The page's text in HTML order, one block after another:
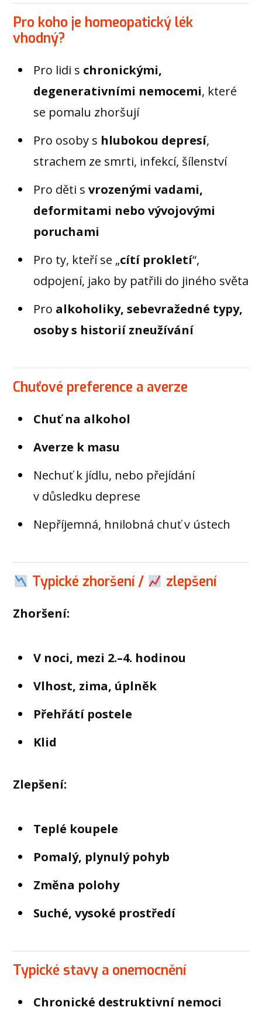
Pro koho je homeopatický lék
vhodný?
Pro lidi s chronickými,
degenerativními nemocemi, které
se pomalu zhoršují
Pro osoby s hlubokou depresí,
strachem ze smrti, infekcí, šílenství
Pro děti svrozenými vadami,
deformitami nebo vývojovými
poruchami
Pro ty, kteří se „cítí prokletí“,
odpojení, jako by patřili do jiného světa
Pro alkoholiky, sebevražedné typy,
osoby s historií zneužívání
Chuťové preference a averze
Chuť na alkohol
Averze k masu
Nechuť k jídlu, nebo přejídání
v důsledku deprese
Nepříjemná, hnilobná chuť v ústech
Typické zhoršení / zlepšení
Zhoršení:
V noci, mezi 2.–4. hodinou
Vlhost, zima, úplněk
Přehřátí postele
Klid
Zlepšení:
Teplé koupele
Pomalý, plynulý pohyb
Změna polohy
Suché, vysoké prostředí
Typické stavy a onemocnění
Chronické destruktivní nemoci